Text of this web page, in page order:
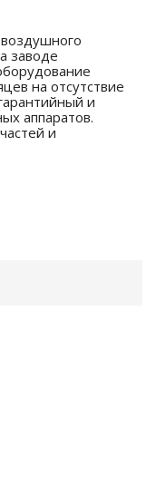
заводе
на отсутствие
и
аппаратов.
и